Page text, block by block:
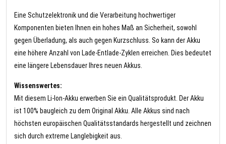
Eine Schutzelektronik und die Verarbeitung hochwertiger
Komponenten bieten Ihnen ein hohes Maß an Sicherheit, sowohl
gegen Überladung, als auch gegen Kurzschluss. So kann der Akku
eine höhere Anzahl von Lade-Entlade-Zyklen erreichen. Dies bedeutet
eine längere Lebensdauer Ihres neuen Akkus.
Wissenswertes:
Mit diesem Li-Ion-Akku erwerben Sie ein Qualitätsprodukt. Der Akku
ist 100% baugleich zu dem Original Akku. Alle Akkus sind nach
höchsten europäischen Qualitätsstandards hergestellt und zeichnen
sich durch extreme Langlebigkeit aus.